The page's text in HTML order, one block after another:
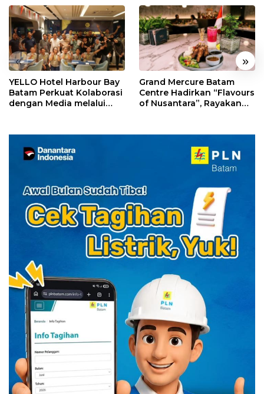
« »
YELLO Hotel Harbour Bay
Batam Perkuat Kolaborasi
dengan Media melalui
Grand Mercure Batam
Centre Hadirkan “Flavours
of Nusantara”, Rayakan